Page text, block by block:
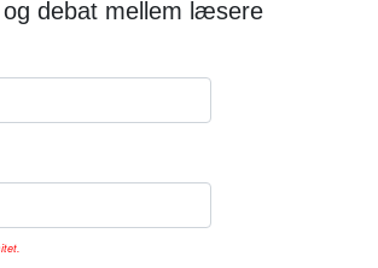
debat mellem læsere